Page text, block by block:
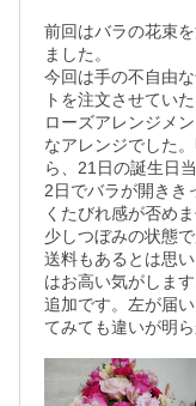
前回はバラの花束
ました。
今回は手の不自由
トを注文させてい
ローズアレンジメ
なアレンジでした
ら、21日の誕生日
2日でバラが開きき
くたびれ感が否め
少しつぼみの状態
送料もあるとは思
はお高い気がします
追加です。左が届
てみても違いが明ら